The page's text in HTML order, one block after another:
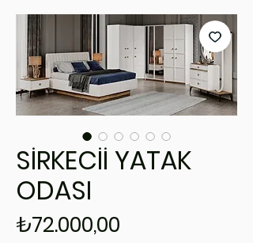
SİRKECİİ YATAK
ODASI
₺72.000,00